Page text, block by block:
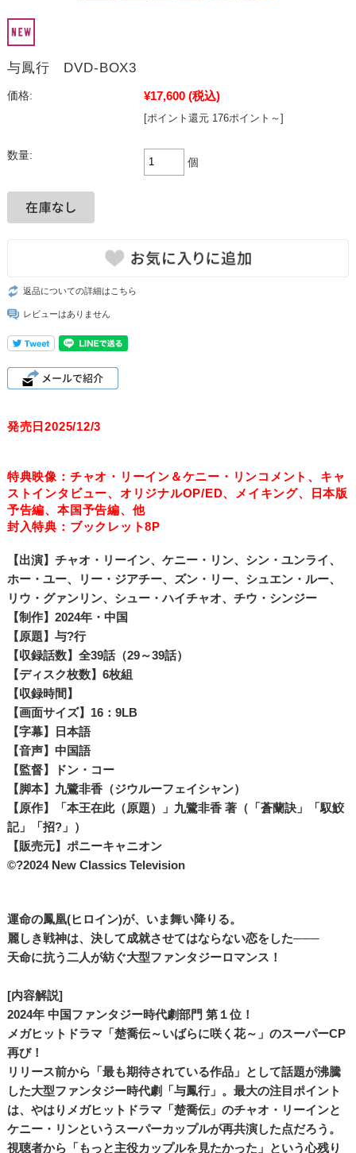
与鳳行 DVD-BOX3
価格: ¥17,600 (税込)
[ポイント還元 176ポイント～]
数量:
個
返品についての詳細はこちら
レビューはありません
発売日2025/12/3
特典映像：チャオ・リーイン＆ケニー・リンコメント、キャ
ストインタビュー、オリジナルOP/ED、メイキング、日本版
予告編、本国予告編、他
封入特典：ブックレット8P
【出演】チャオ・リーイン、ケニー・リン、シン・ユンライ、
ホー・ユー、リー・ジアチー、ズン・リー、シュエン・ルー、
リウ・グァンリン、シュー・ハイチャオ、チウ・シンジー
【制作】2024年・中国
【原題】与?行
【収録話数】全39話（29～39話）
【ディスク枚数】6枚組
【収録時間】
【画面サイズ】16：9LB
【字幕】日本語
【音声】中国語
【監督】ドン・コー
【脚本】九鷺非香（ジウルーフェイシャン）
【原作】「本王在此（原題）」九鷺非香 著（「蒼蘭訣」「馭鮫
記」「招?」）
【販売元】ポニーキャニオン
©?2024 New Classics Television
運命の鳳凰(ヒロイン)が、いま舞い降りる。
麗しき戦神は、決して成就させてはならない恋をした───
天命に抗う二人が紡ぐ大型ファンタジーロマンス！
[内容解説]
2024年 中国ファンタジー時代劇部門 第１位！
メガヒットドラマ「楚喬伝～いばらに咲く花～」のスーパーCP
再び！
リリース前から「最も期待されている作品」として話題が沸騰
した大型ファンタジー時代劇「与鳳行」。最大の注目ポイント
は、やはりメガヒットドラマ「楚喬伝」のチャオ・リーインと
ケニー・リンというスーパーカップルが再共演した点だろう。
視聴者から「もっと主役カップルを見たかった」という心残り